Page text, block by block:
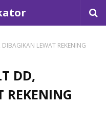
LEWAT REKENING
DD,
REKENING